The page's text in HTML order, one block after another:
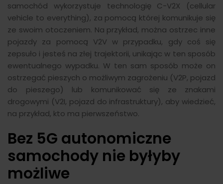
samochód wykorzystuje technologię C-V2X (cellular
vehicle to everything), za pomocą której komunikuje się
ze swoim otoczeniem. Na przykład, można ostrzec inne
pojazdy za pomocą V2V w przypadku, gdy coś się
zepsuło i jesteś na złej trajektorii, unikając w ten sposób
ewentualnego wypadku. W ten sam sposób może on
ostrzegać pieszych o możliwym zagrożeniu (V2P, pojazd
do pieszego) lub komunikować się ze znakami
drogowymi (V2I, pojazd do infrastruktury), aby wiedzieć,
na przykład, kto ma pierwszeństwo.
Bez 5G autonomiczne
samochody nie byłyby
możliwe